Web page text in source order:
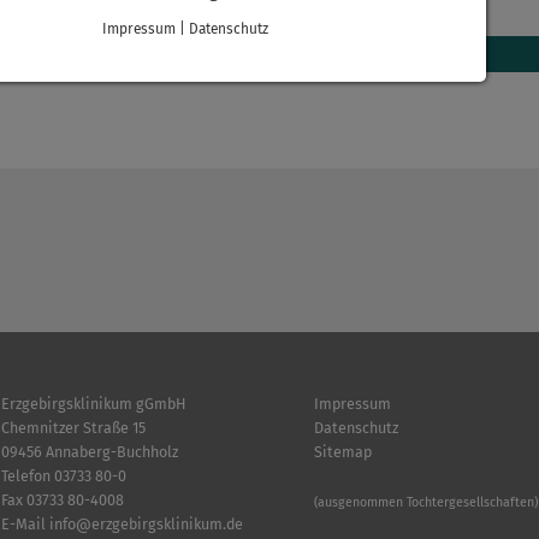
Erzgebirgsklinikum gGmbH
Chemnitzer Straße 15
09456 Annaberg-Buchholz
Telefon 03733 80-0
Fax 03733 80-4008
E-Mail info@erzgebirgsklinikum.de
Impressum
Datenschutz
Sitemap
(ausgenommen Tochtergesellschaften)
Impressum Datenschutz